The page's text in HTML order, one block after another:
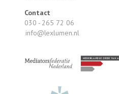
Contact
030 - 265 72 06
info@lexlumen.nl